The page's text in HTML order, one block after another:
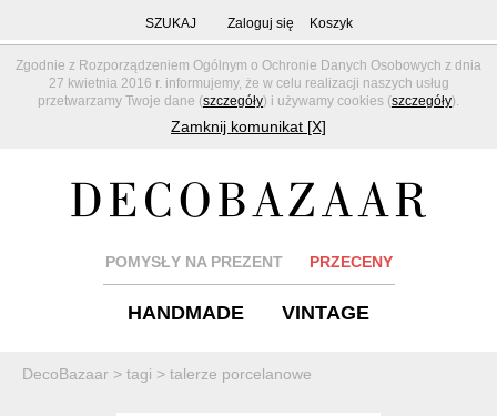
Zgodnie z Rozporządzeniem Ogólnym o Ochronie Danych Osobowych z dnia
27 kwietnia 2016 r. informujemy, że w celu realizacji naszych usług
przetwarzamy Twoje dane (szczegóły) i używamy cookies (szczegóły).
Zamknij komunikat [X]
SZUKAJ Zaloguj się Koszyk
POMYSŁY NA PREZENT PRZECENY
HANDMADE VINTAGE
DecoBazaar > tagi > talerze porcelanowe